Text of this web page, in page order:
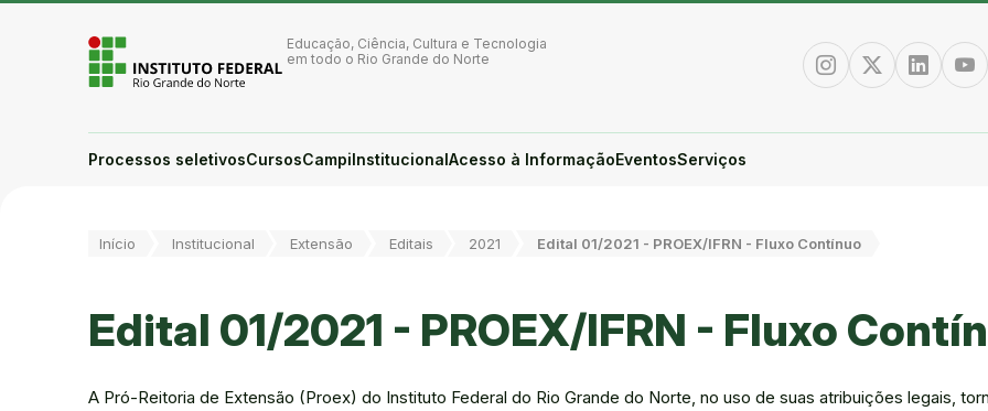
Ir para a página inicial
Ir para a busca
Ir para o menu principal
Ir para o conteúdo
Alto contraste
Login da Área Administrativa
Educação, Ciência, Cultura e Tecnologia
em todo o Rio Grande do Norte
InstagramTwitter/XLinkedin
Processos seletivosCursosCampiInstitucionalAcesso à InformaçãoEventosServiços
Você está aqui:
Início Institucional Extensão Editais 2021 Edital 01/2021 - PROEX/IFRN - Fluxo Contínuo
Edital 01/2021 - PROEX/IFRN - Fluxo
A Pró-Reitoria de Extensão (Proex) do Instituto Federal do Rio Grande do Norte, no uso de suas atribuições legais,